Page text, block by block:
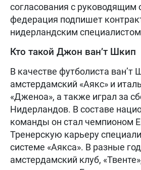
согласования с
федерация подпишет
нидерландским
Кто такой Джон ван’т Шкип
В качестве футболиста ван’т
амстердамский «Аякс» и
«Дженоа», а также играл за
Нидерландов. В составе
команды он стал чемпионом
Тренерскую карьеру
системе «Аякса». В разные
амстердамский клуб,